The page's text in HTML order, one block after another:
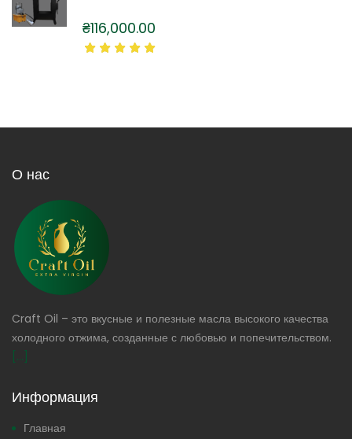
₴116,000.00
О нас
Craft Oil – это вкусные и полезные масла высокого качества
холодного отжима, созданные с любовью и попечительством.
[...]
Информация
Главная